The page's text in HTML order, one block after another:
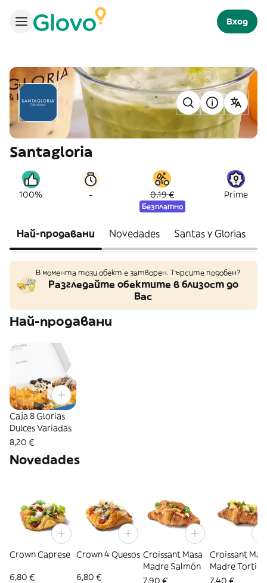
Вход
Santagloria
100% - 0,19 €
Безплатно
Prime
Най-продавани Novedades Santas y Glorias
В момента този обект е затворен. Търсите подобен?
Разгледайте обектите в близост до
Вас
Най-продавани
Caja 8 Glorias
Dulces Variadas
8,20 €
Novedades
Crown Caprese
6,80 €
Crown 4 Quesos
6,80 €
Croissant Masa
Madre Salmón
7,90 €
Croissant
Madre Tortilla
7,40 €